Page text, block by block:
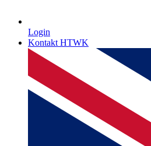
Login
Kontakt HTWK